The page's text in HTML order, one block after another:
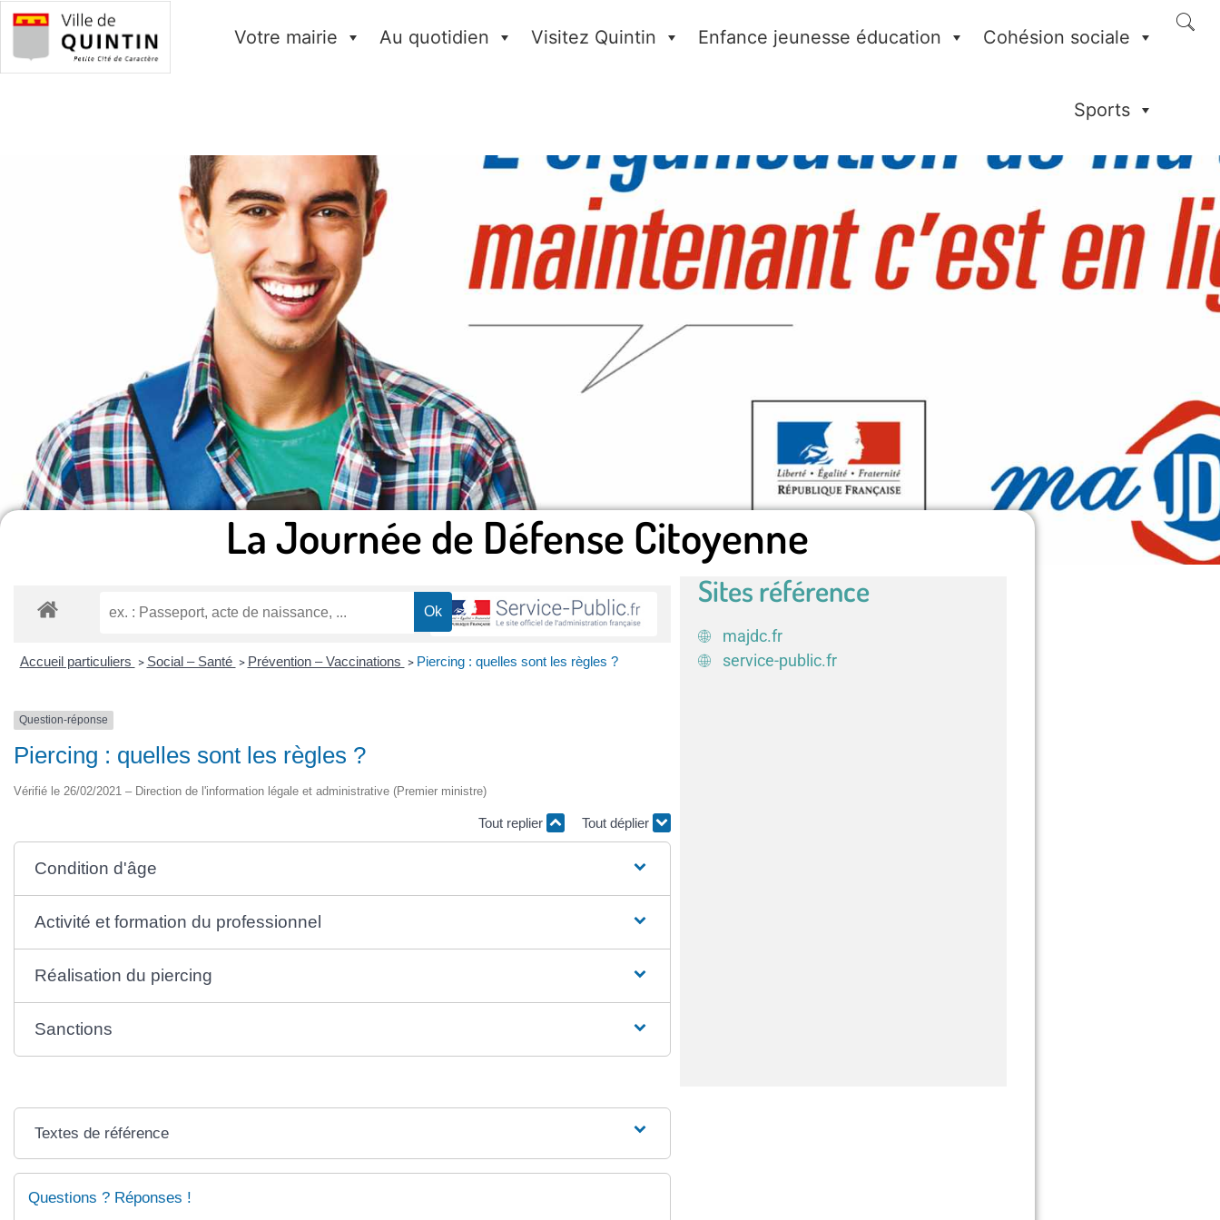
Votre mairie Au quotidien Visitez Quintin Enfance jeunesse éducation Cohésion sociale
Sports
La Journée de Défense Citoyenne
Accueil particuliers > Social – Santé > Prévention – Vaccinations > Piercing : quelles sont les règles ?
Question-réponse
Piercing : quelles sont les règles ?
Vérifié le 26/02/2021 – Direction de l'information légale et administrative (Premier ministre)
Tout replier Tout déplier
Condition d'âge
Activité et formation du professionnel
Réalisation du piercing
Sanctions
Textes de référence
Questions ? Réponses !
Sites référence
majdc.fr
service-public.fr